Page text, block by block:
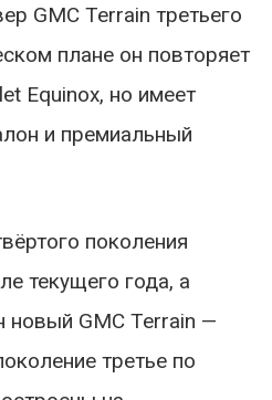
GMC Terrain третьего
плане он повторяет
Equinox, но имеет
и премиальный
поколения
текущего года, а
новый GMC Terrain —
третье по